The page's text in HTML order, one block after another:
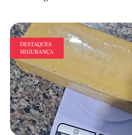
DESTAQUES
SEGURANÇA